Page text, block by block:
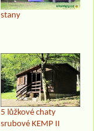
stany
5 lůžkové chaty
srubové KEMP II